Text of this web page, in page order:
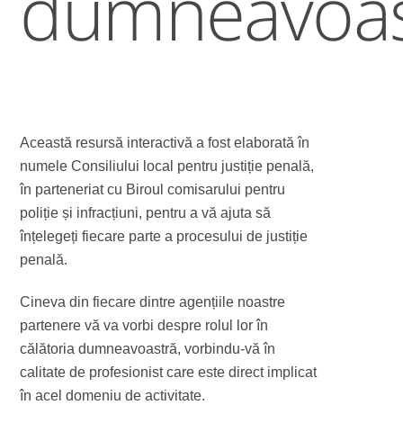
Această resursă interactivă a fost elaborată în
numele Consiliului local pentru justiție penală,
în parteneriat cu Biroul comisarului pentru
poliție și infracțiuni, pentru a vă ajuta să
înțelegeți fiecare parte a procesului de justiție
penală.
Cineva din fiecare dintre agențiile noastre
partenere vă va vorbi despre rolul lor în
călătoria dumneavoastră, vorbindu-vă în
calitate de profesionist care este direct implicat
în acel domeniu de activitate.